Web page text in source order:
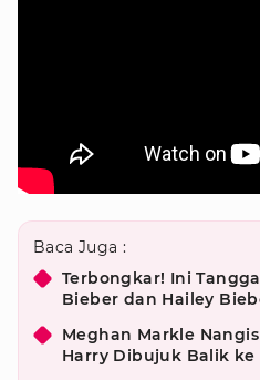
Baca Juga :
Terbongkar! Ini
Bieber dan Hailey
Meghan Markle
Harry Dibujuk Balik ke